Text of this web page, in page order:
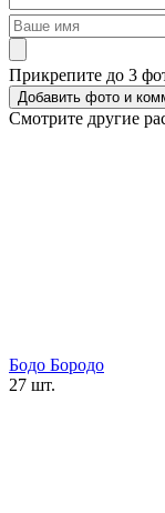
Прикрепите до 3
Смотрите другие
Бодо Бородо
27 шт.